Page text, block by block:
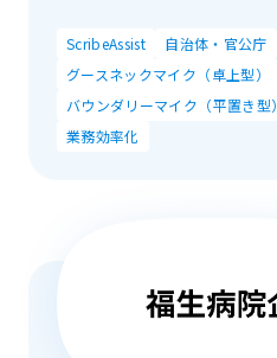
ScribeAssist 自治体・官公庁
グースネックマイク（卓上型）
バウンダリーマイク（平置き型）
業務効率化